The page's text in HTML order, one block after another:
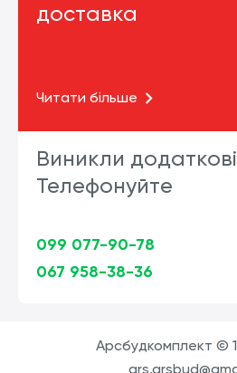
доставка
Читати більше
Виникли
Телефонуйте
099 077-90-78
067 958-38-36
Арсбудкомплект ©